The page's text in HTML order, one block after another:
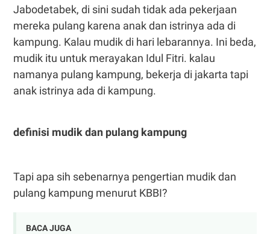
Jabodetabek, di sini sudah tidak ada pekerjaan
mereka pulang karena anak dan istrinya ada di
kampung. Kalau mudik di hari lebarannya. Ini beda,
mudik itu untuk merayakan Idul Fitri. kalau
namanya pulang kampung, bekerja di jakarta tapi
anak istrinya ada di kampung.
definisi mudik dan pulang kampung
Tapi apa sih sebenarnya pengertian mudik dan
pulang kampung menurut KBBI?
BACA JUGA